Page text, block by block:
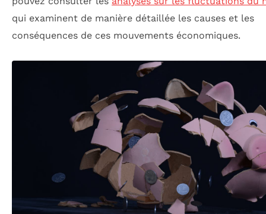
qui examinent de manière détaillée les causes et les
conséquences de ces mouvements économiques.